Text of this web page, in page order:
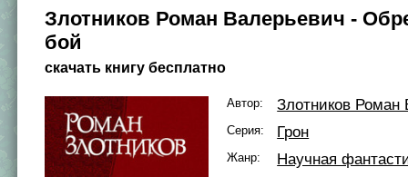
Злотников Роман Валерьевич -
бой
скачать книгу бесплатно
Автор: Злотников Роман
Серия: Грон
Жанр:
Научная